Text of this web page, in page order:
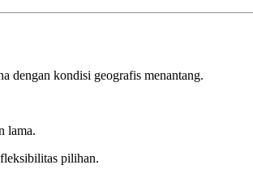
dengan kondisi geografis menantang.
lama.
pilihan.